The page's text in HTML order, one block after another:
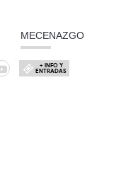
MECENAZGO
+ INFO Y
ENTRADAS